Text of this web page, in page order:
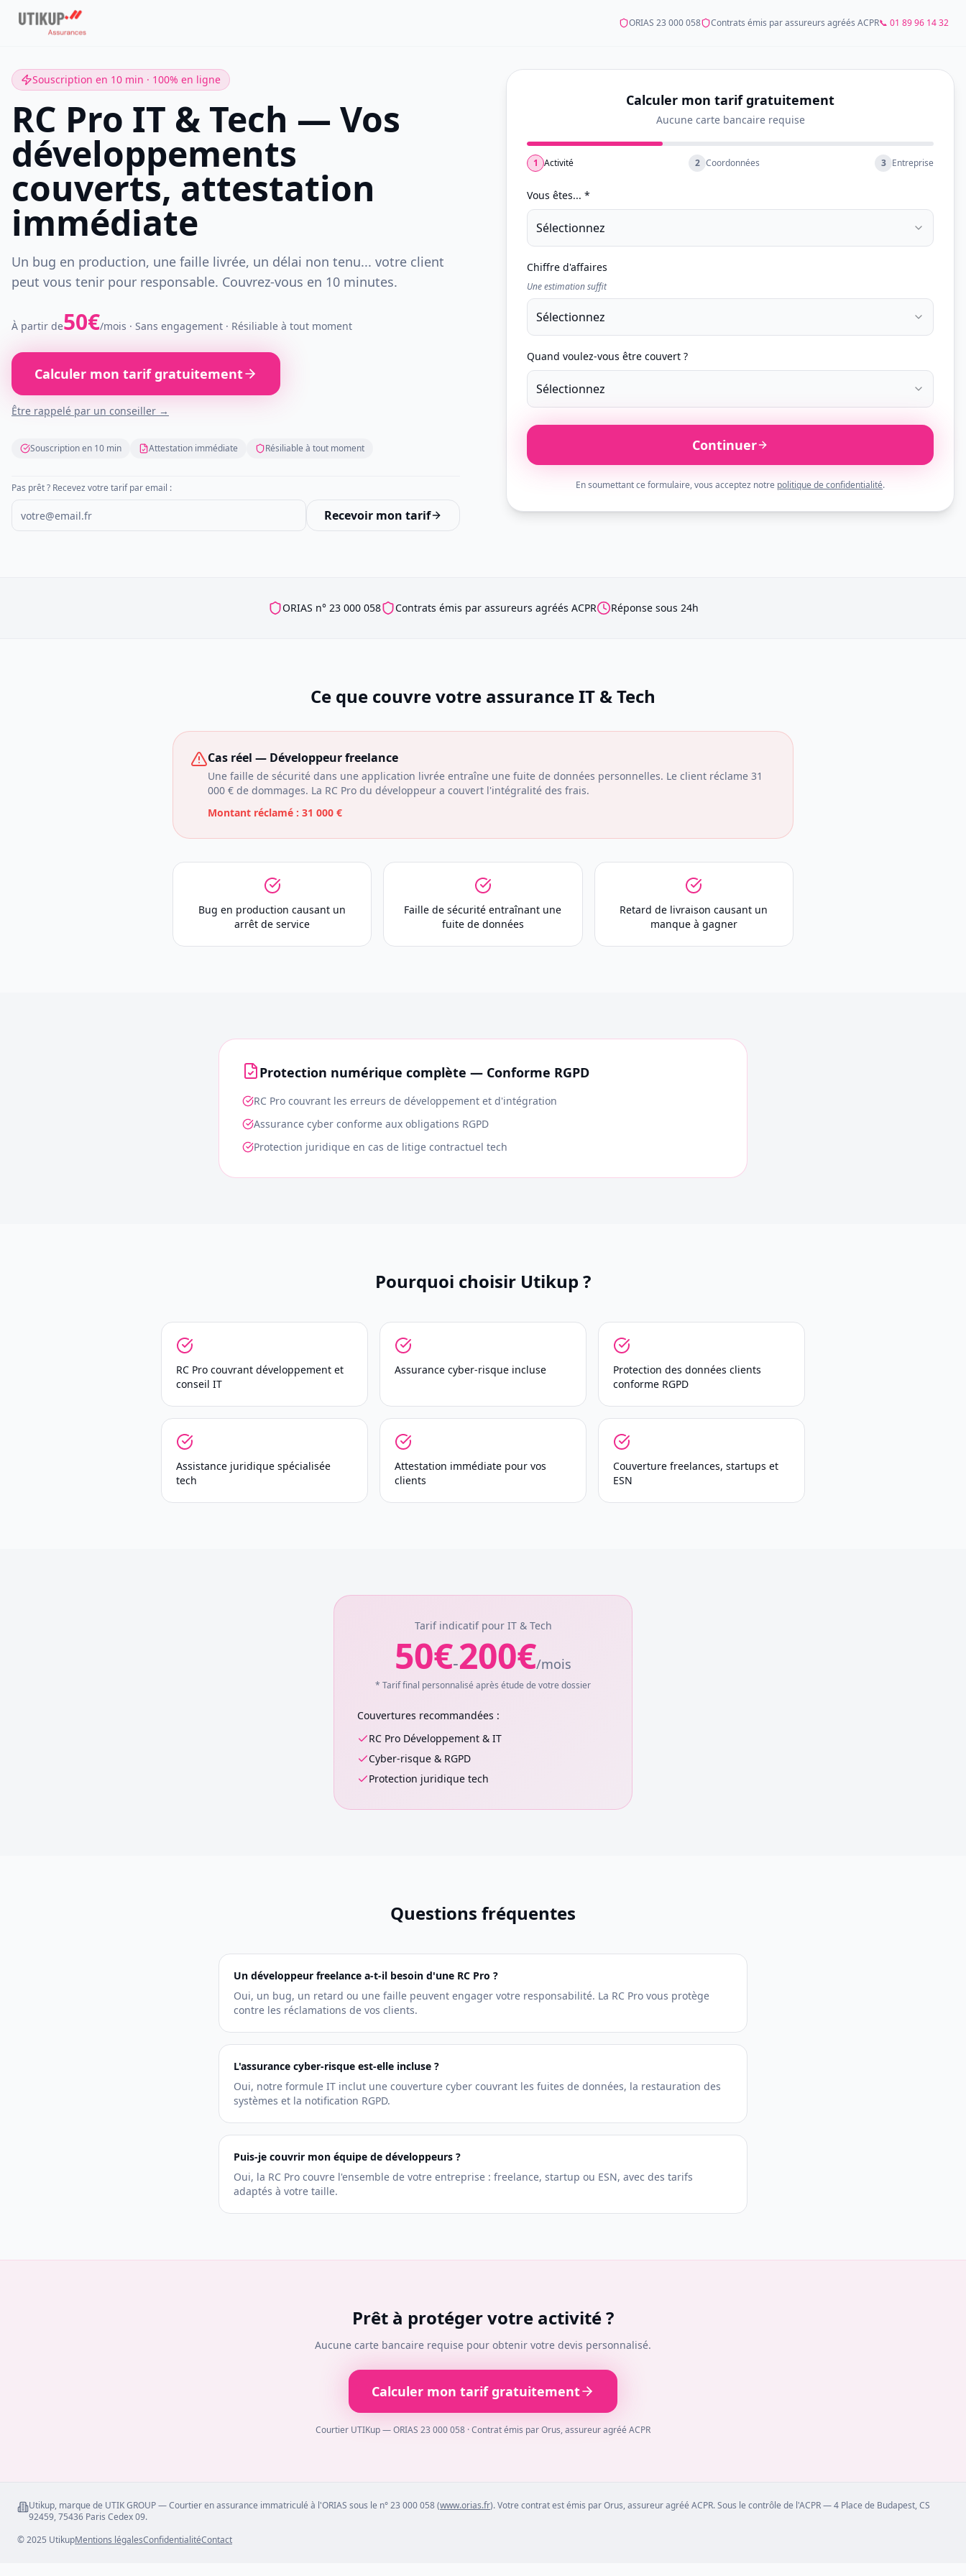
ORIAS 23 000 058 Contrats émis par assureurs agréés ACPR📞 01 89 96 14 32
Souscription en 10 min · 100% en ligne
RC Pro IT & Tech — Vos
développements
couverts, attestation
immédiate
Un bug en production, une faille livrée, un délai non tenu... votre client
peut vous tenir pour responsable. Couvrez-vous en 10 minutes.
À partir de50€/mois · Sans engagement · Résiliable à tout moment
Calculer mon tarif gratuitement
Être rappelé par un conseiller →
Souscription en 10 min Attestation immédiate Résiliable à tout moment
Pas prêt ? Recevez votre tarif par email :
Recevoir mon tarif
Calculer mon tarif gratuitement
Aucune carte bancaire requise
1 Activité 2 Coordonnées 3 Entreprise
Vous êtes... *
Sélectionnez
Chiffre d'affaires
Une estimation suffit
Sélectionnez
Quand voulez-vous être couvert ?
Sélectionnez
Continuer
En soumettant ce formulaire, vous acceptez notre politique de confidentialité.
ORIAS n° 23 000 058 Contrats émis par assureurs agréés ACPR Réponse sous 24h
Ce que couvre votre assuranceIT & Tech
Cas réel — Développeur freelance
Une faille de sécurité dans une application livrée entraîne une fuite de données personnelles. Le client réclame 31
000 € de dommages. La RC Pro du développeur a couvert l'intégralité des frais.
Montant réclamé : 31 000 €
Bug en production causant un
arrêt de service
Faille de sécurité entraînant une
fuite de données
Retard de livraison causant un
manque à gagner
Protection numérique complète — Conforme RGPD
RC Pro couvrant les erreurs de développement et d'intégration
Assurance cyber conforme aux obligations RGPD
Protection juridique en cas de litige contractuel tech
Pourquoi choisir Utikup ?
RC Pro couvrant développement et
conseil IT
Assurance cyber-risque incluse
Protection des données clients
conforme RGPD
Assistance juridique spécialisée
tech
Attestation immédiate pour vos
clients
Couverture freelances, startups et
ESN
Tarif indicatif pour IT & Tech
50€-200€/mois
* Tarif final personnalisé après étude de votre dossier
Couvertures recommandées :
RC Pro Développement & IT
Cyber-risque & RGPD
Protection juridique tech
Questions fréquentes
Un développeur freelance a-t-il besoin d'une RC Pro ?
Oui, un bug, un retard ou une faille peuvent engager votre responsabilité. La RC Pro vous protège
contre les réclamations de vos clients.
L'assurance cyber-risque est-elle incluse ?
Oui, notre formule IT inclut une couverture cyber couvrant les fuites de données, la restauration des
systèmes et la notification RGPD.
Puis-je couvrir mon équipe de développeurs ?
Oui, la RC Pro couvre l'ensemble de votre entreprise : freelance, startup ou ESN, avec des tarifs
adaptés à votre taille.
Prêt à protéger votre activité ?
Aucune carte bancaire requise pour obtenir votre devis personnalisé.
Calculer mon tarif gratuitement
Courtier UTIKup — ORIAS 23 000 058 · Contrat émis par Orus, assureur agréé ACPR
Utikup, marque de UTIK GROUP — Courtier en assurance immatriculé à l'ORIAS sous le n° 23 000 058 (www.orias.fr). Votre contrat est émis par Orus, assureur agréé ACPR. Sous le contrôle de l'ACPR — 4 Place de Budapest, CS
92459, 75436 Paris Cedex 09.
© 2025 UtikupMentions légalesConfidentialitéContact